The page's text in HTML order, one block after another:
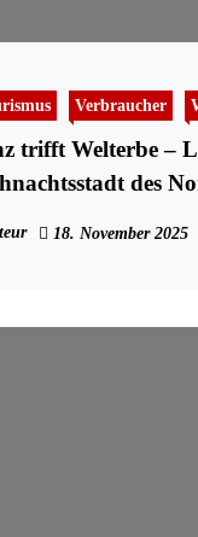
Verbraucher
trifft Welterbe –
des
18. November 2025